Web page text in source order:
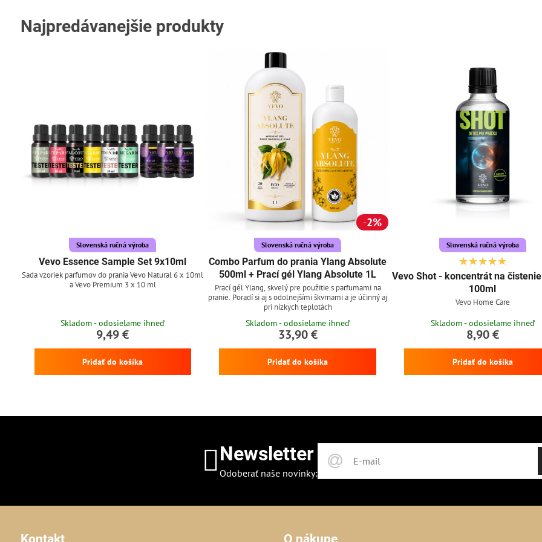
Najpredávanejšie produkty
Slovenská ručná výroba
Vevo Essence Sample Set 9x10ml
Sada vzoriek parfumov do prania Vevo Natural 6 x 10ml
a Vevo Premium 3 x 10 ml
Skladom - odosielame ihneď
9,49 €
Pridať do košíka
2%
Slovenská ručná výroba
Combo Parfum do prania Ylang Absolute
500ml + Prací gél Ylang Absolute 1L
Prací gél Ylang, skvelý pre použitie s parfumami na
pranie. Poradí si aj s odolnejšími škvrnami a je účinný aj
pri nízkych teplotách
Skladom - odosielame ihneď
33,90 €
Pridať do košíka
Slovenská ručná výroba
Vevo Shot - koncentrát na
100ml
Vevo Home Care
Skladom - odosielame ihneď
8,90 €
Pridať do košíka
Newsletter
Odoberať naše novinky:
Kontakt O nákupe